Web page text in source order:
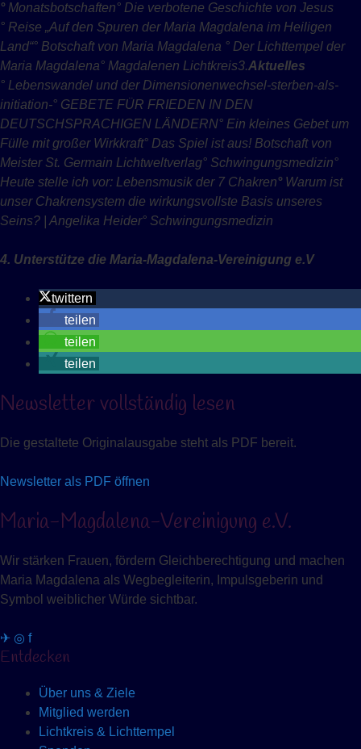
° Monatsbotschaften° Die verbotene Geschichte von Jesus
° Reise „Auf den Spuren der Maria Magdalena im Heiligen
Land“° Botschaft von Maria Magdalena ° Der Lichttempel der
Maria Magdalena° Magdalenen Lichtkreis3.Aktuelles
° Lebenswandel und der Dimensionenwechsel-sterben-als-
initiation-° GEBETE FÜR FRIEDEN IN DEN
DEUTSCHSPRACHIGEN LÄNDERN° Ein kleines Gebet um
Fülle mit großer Wirkkraft° Das Spiel ist aus! Botschaft von
Meister St. Germain Lichtweltverlag° Schwingungsmedizin°
Heute stelle ich vor: Lebensmusik der 7 Chakren° Warum ist
unser Chakrensystem die wirkungsvollste Basis unseres
Seins? | Angelika Heider° Schwingungsmedizin
4. Unterstütze die Maria-Magdalena-Vereinigung e.V
twittern
teilen
teilen
teilen
Newsletter vollständig lesen
Die gestaltete Originalausgabe steht als PDF bereit.
Newsletter als PDF öffnen
Maria-Magdalena-Vereinigung e.V.
Wir stärken Frauen, fördern Gleichberechtigung und machen
Maria Magdalena als Wegbegleiterin, Impulsgeberin und
Symbol weiblicher Würde sichtbar.
✈ ◎ f
Entdecken
Über uns & Ziele
Mitglied werden
Lichtkreis & Lichttempel